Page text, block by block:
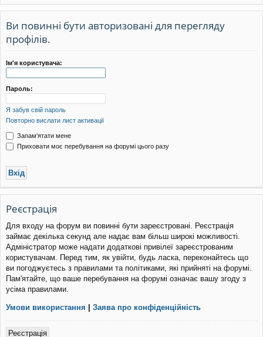
и
й
до
ст
уп
м
и
ра
Ви повинні бути авторизовані для перегляду
профілів.
Ім'я користувача:
Пароль:
Я забув свій пароль
Повторно вислати лист активації
Запам'ятати мене
Приховати моє перебування на форумі цього разу
Реєстрація
Для входу на форум ви повинні бути зареєстровані. Реєстрація
займає декілька секунд але надає вам більш широкі можливості.
Адміністратор може надати додаткові привілеї зареєстрованим
користувачам. Перед тим, як увійти, будь ласка, переконайтесь що
ви погоджуєтесь з правилами та політиками, які прийняті на форумі.
Пам'ятайте, що ваше перебування на форумі означає вашу згоду з
усіма правилами.
Умови використання | Заява про конфіденційність
Реєстрація